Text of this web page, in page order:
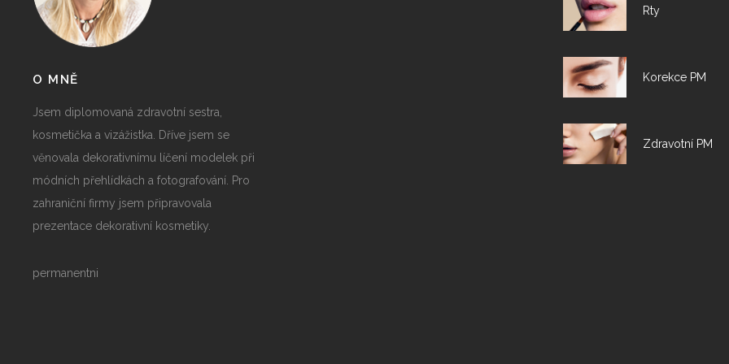
O MNĚ
Jsem diplomovaná zdravotní sestra,
kosmetička a vizážistka. Dříve jsem se
věnovala dekorativnímu líčení modelek při
módních přehlídkách a fotografování. Pro
zahraniční firmy jsem připravovala
prezentace dekorativní kosmetiky.
permanentni
Rty
Korekce PM
Zdravotní PM